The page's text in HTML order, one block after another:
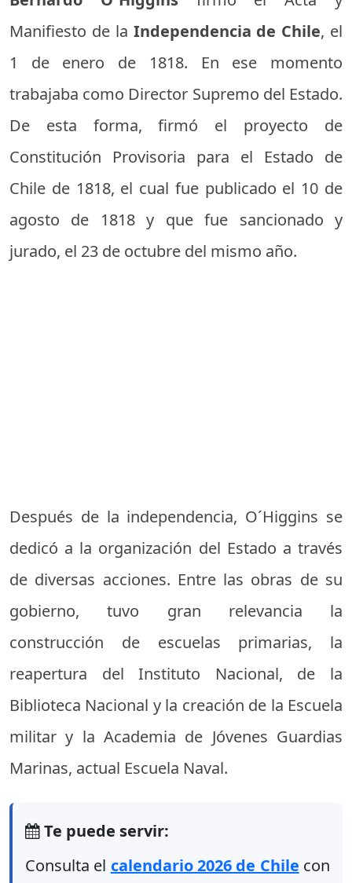
Manifiesto de la Independencia de Chile, el
1 de enero de 1818. En ese momento
trabajaba como Director Supremo del Estado.
De esta forma, firmó el proyecto de
Constitución Provisoria para el Estado de
Chile de 1818, el cual fue publicado el 10 de
agosto de 1818 y que fue sancionado y
jurado, el 23 de octubre del mismo año.
Después de la independencia, O´Higgins se
dedicó a la organización del Estado a través
de diversas acciones. Entre las obras de su
gobierno, tuvo gran relevancia la
construcción de escuelas primarias, la
reapertura del Instituto Nacional, de la
Biblioteca Nacional y la creación de la Escuela
militar y la Academia de Jóvenes Guardias
Marinas, actual Escuela Naval.
Te puede servir:
Consulta el calendario 2026 de Chile con